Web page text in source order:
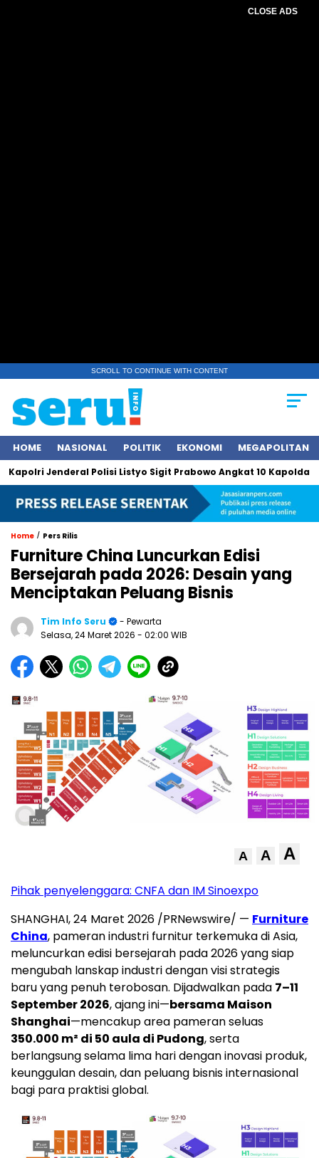
CLOSE ADS
SCROLL TO CONTINUE WITH CONTENT
HOME NASIONAL POLITIK EKONOMI MEGAPOLITAN
Jenderal Polisi Listyo Sigit Prabowo Angkat 10 Kapolda Baru
Home / Pers Rilis
Furniture China Luncurkan Edisi
Bersejarah pada 2026: Desain yang
Menciptakan Peluang Bisnis
Tim Info Seru
- Pewarta
Selasa, 24 Maret 2026 - 02:00 WIB
A A A
Pihak penyelenggara: CNFA dan IM Sinoexpo
SHANGHAI,24 Maret 2026 /PRNewswire/ — Furniture
China, pameran industri furnitur terkemuka di Asia,
meluncurkan edisi bersejarah pada 2026 yang siap
mengubah lanskap industri dengan visi strategis
baru yang penuh terobosan. Dijadwalkan pada 7–11
September 2026, ajang ini—bersama Maison
Shanghai—mencakup area pameran seluas
350.000 m² di 50 aula di Pudong, serta
berlangsung selama lima hari dengan inovasi produk,
keunggulan desain, dan peluang bisnis internasional
bagi para praktisi global.